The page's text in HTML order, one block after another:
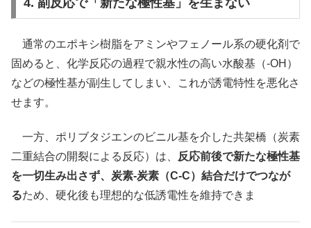
4. 副反応で「新たな極性基」を生まない
通常のエポキシ樹脂をアミンやフェノール系の硬化剤で
固めると、化学反応の過程で親水性の高い水酸基（-OH）
などの極性基が副生してしまい、これが誘電特性を悪化さ
せます。
一方、ポリブタジエンのビニル基を介した共架橋（炭素
二重結合の開裂による反応）は、
反応前後で新たな極性基
を一切生み出さず、炭素-炭素（C-C）結合だけでつなが
るため、硬化後も理想的な低誘電性を維持できま